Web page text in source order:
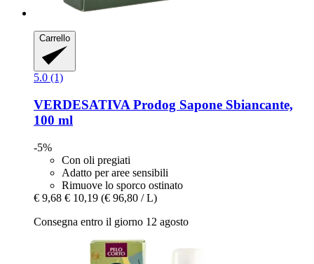
Carrello
5.0 (1)
VERDESATIVA Prodog Sapone Sbiancante,
100 ml
-5%
Con oli pregiati
Adatto per aree sensibili
Rimuove lo sporco ostinato
€ 9,68 € 10,19 (€ 96,80 / L)
Consegna entro il giorno 12 agosto